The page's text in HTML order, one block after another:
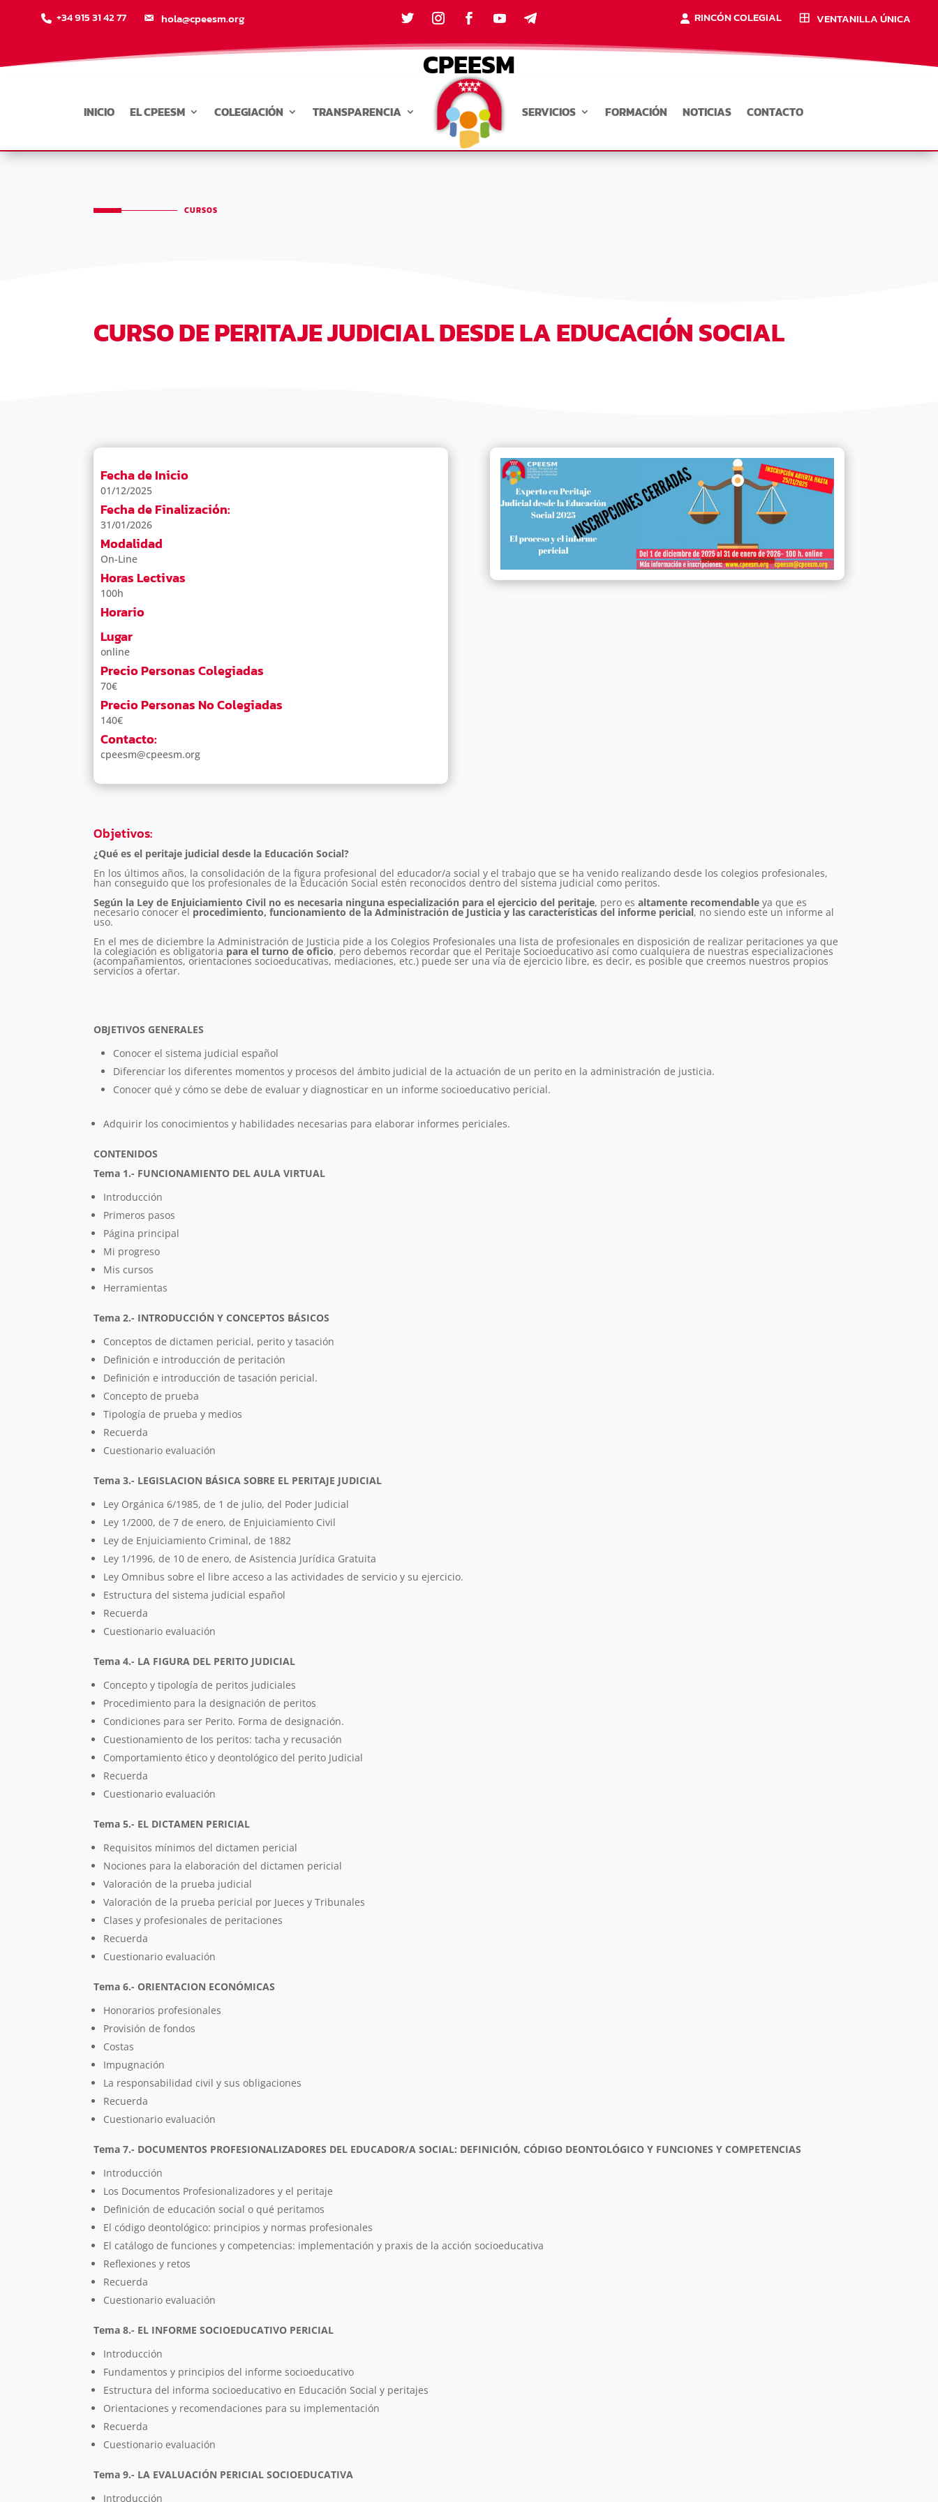
+34 915 31 42 77 hola@cpeesm.org RINCÓN COLEGIAL VENTANILLA ÚNICA
CPEESM
INICIO EL CPEESM COLEGIACIÓN TRANSPARENCIA SERVICIOS FORMACIÓN NOTICIAS CONTACTO
CURSOS
CURSO DE PERITAJE JUDICIAL DESDE LA EDUCACIÓN SOCIAL
Fecha de Inicio
01/12/2025
Fecha de Finalización:
31/01/2026
Modalidad
On-Line
Horas Lectivas
100h
Horario
Lugar
online
Precio Personas Colegiadas
70€
Precio Personas No Colegiadas
140€
Contacto:
cpeesm@cpeesm.org
Objetivos:
¿Qué es el peritaje judicial desde la Educación Social?
En los últimos años, la consolidación de la figura profesional del educador/a social y el trabajo que se ha venido realizando desde los colegios profesionales,
han conseguido que los profesionales de la Educación Social estén reconocidos dentro del sistema judicial como peritos.
Según la Ley de Enjuiciamiento Civil no es necesaria ninguna especialización para el ejercicio del peritaje, pero esaltamente recomendable ya que es
necesario conocer el procedimiento, funcionamiento de la Administración de Justicia y las características del informe pericial, no siendo este un informe al
uso.
En el mes de diciembre la Administración de Justicia pide a los Colegios Profesionales una lista de profesionales en disposición de realizar peritaciones ya que
la colegiación es obligatoria para el turno de oficio, pero debemos recordar que el Peritaje Socioeducativo así como cualquiera de nuestras especializaciones
(acompañamientos, orientaciones socioeducativas, mediaciones, etc.) puede ser una vía de ejercicio libre, es decir, es posible que creemos nuestros propios
servicios a ofertar.
OBJETIVOS GENERALES
Conocer el sistema judicial español
Diferenciar los diferentes momentos y procesos del ámbito judicial de la actuación de un perito en la administración de justicia.
Conocer qué y cómo se debe de evaluar y diagnosticar en un informe socioeducativo pericial.
Adquirir los conocimientos y habilidades necesarias para elaborar informes periciales.
CONTENIDOS
Tema 1.- FUNCIONAMIENTO DEL AULA VIRTUAL
Introducción
Primeros pasos
Página principal
Mi progreso
Mis cursos
Herramientas
Tema 2.- INTRODUCCIÓN Y CONCEPTOS BÁSICOS
Conceptos de dictamen pericial, perito y tasación
Definición e introducción de peritación
Definición e introducción de tasación pericial.
Concepto de prueba
Tipología de prueba y medios
Recuerda
Cuestionario evaluación
Tema 3.- LEGISLACION BÁSICA SOBRE EL PERITAJE JUDICIAL
Ley Orgánica 6/1985, de 1 de julio, del Poder Judicial
Ley 1/2000, de 7 de enero, de Enjuiciamiento Civil
Ley de Enjuiciamiento Criminal, de 1882
Ley 1/1996, de 10 de enero, de Asistencia Jurídica Gratuita
Ley Omnibus sobre el libre acceso a las actividades de servicio y su ejercicio.
Estructura del sistema judicial español
Recuerda
Cuestionario evaluación
Tema 4.- LA FIGURA DEL PERITO JUDICIAL
Concepto y tipología de peritos judiciales
Procedimiento para la designación de peritos
Condiciones para ser Perito. Forma de designación.
Cuestionamiento de los peritos: tacha y recusación
Comportamiento ético y deontológico del perito Judicial
Recuerda
Cuestionario evaluación
Tema 5.- EL DICTAMEN PERICIAL
Requisitos mínimos del dictamen pericial
Nociones para la elaboración del dictamen pericial
Valoración de la prueba judicial
Valoración de la prueba pericial por Jueces y Tribunales
Clases y profesionales de peritaciones
Recuerda
Cuestionario evaluación
Tema 6.- ORIENTACION ECONÓMICAS
Honorarios profesionales
Provisión de fondos
Costas
Impugnación
La responsabilidad civil y sus obligaciones
Recuerda
Cuestionario evaluación
Tema 7.- DOCUMENTOS PROFESIONALIZADORES DEL EDUCADOR/A SOCIAL: DEFINICIÓN, CÓDIGO DEONTOLÓGICO Y FUNCIONES Y COMPETENCIAS
Introducción
Los Documentos Profesionalizadores y el peritaje
Definición de educación social o qué peritamos
El código deontológico: principios y normas profesionales
El catálogo de funciones y competencias: implementación y praxis de la acción socioeducativa
Reflexiones y retos
Recuerda
Cuestionario evaluación
Tema 8.- EL INFORME SOCIOEDUCATIVO PERICIAL
Introducción
Fundamentos y principios del informe socioeducativo
Estructura del informa socioeducativo en Educación Social y peritajes
Orientaciones y recomendaciones para su implementación
Recuerda
Cuestionario evaluación
Tema 9.- LA EVALUACIÓN PERICIAL SOCIOEDUCATIVA
Introducción